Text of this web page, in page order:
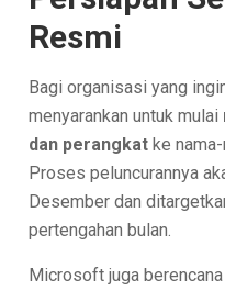
Resmi
Bagi organisasi yang
menyarankan untuk mulai
dan perangkat ke
Proses peluncurannya
Desember dan
pertengahan bulan.
Microsoft juga